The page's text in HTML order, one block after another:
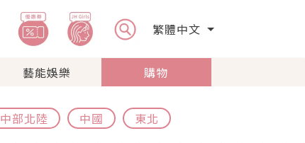
繁體中文
藝能娛樂 購物
中部北陸 中國 東北